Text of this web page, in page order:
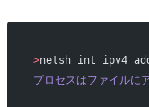
>netsh int ipv4
プロセスはファイルに